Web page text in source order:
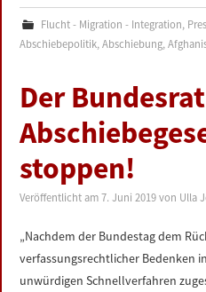
Flucht - Migration - Integration,
Abschiebepolitik,Abschiebung,
Der
stoppen!
Veröffentlicht am7. Juni 2019 von Ulla
„Nachdem der Bundestag dem
verfassungsrechtlicher Bedenken
unwürdigen Schnellverfahren